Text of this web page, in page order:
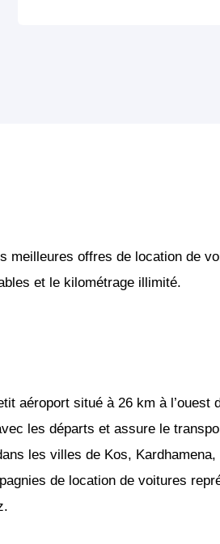
meilleures offres de location de
et le kilométrage illimité.
aéroport situé à 26 km à l’ouest
les départs et assure le
les villes de Kos,
de location de voitures